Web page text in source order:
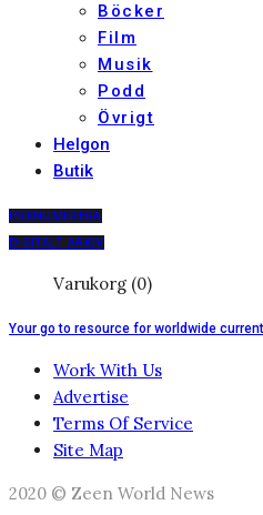
Böcker
Film
Musik
Podd
Övrigt
Helgon
Butik
PRENUMERERA
DIGITALT ARKIV
Varukorg (0)
Your go to resource for worldwide
Work With Us
Advertise
Terms Of Service
Site Map
2020 © Zeen World News